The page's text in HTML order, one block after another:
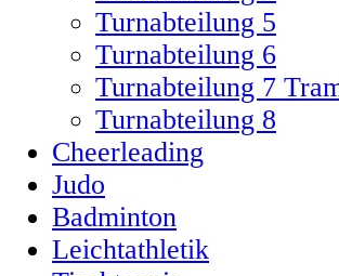
Turnabteilung 5
Turnabteilung 6
Turnabteilung 7
Turnabteilung 8
Cheerleading
Judo
Badminton
Leichtathletik